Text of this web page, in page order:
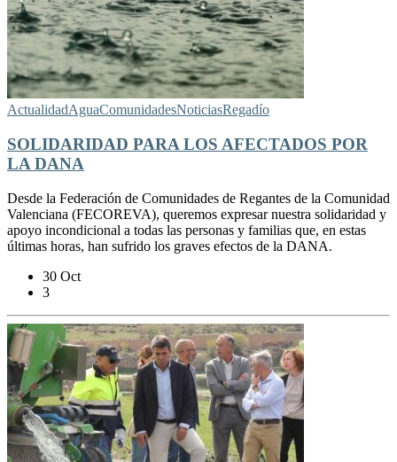
ActualidadAguaComunidadesNoticiasRegadío
SOLIDARIDAD PARA LOS AFECTADOS POR
LA DANA
Desde la Federación de Comunidades de Regantes de la Comunidad
Valenciana (FECOREVA), queremos expresar nuestra solidaridad y
apoyo incondicional a todas las personas y familias que, en estas
últimas horas, han sufrido los graves efectos de la DANA.
30 Oct
3